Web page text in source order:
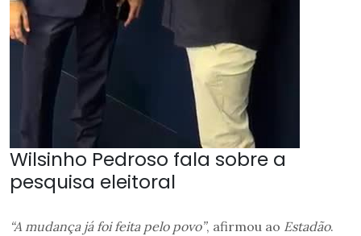
Wilsinho Pedroso fala sobre a
pesquisa eleitoral
“A mudança já foi feita pelo povo”, afirmou ao Estadão.